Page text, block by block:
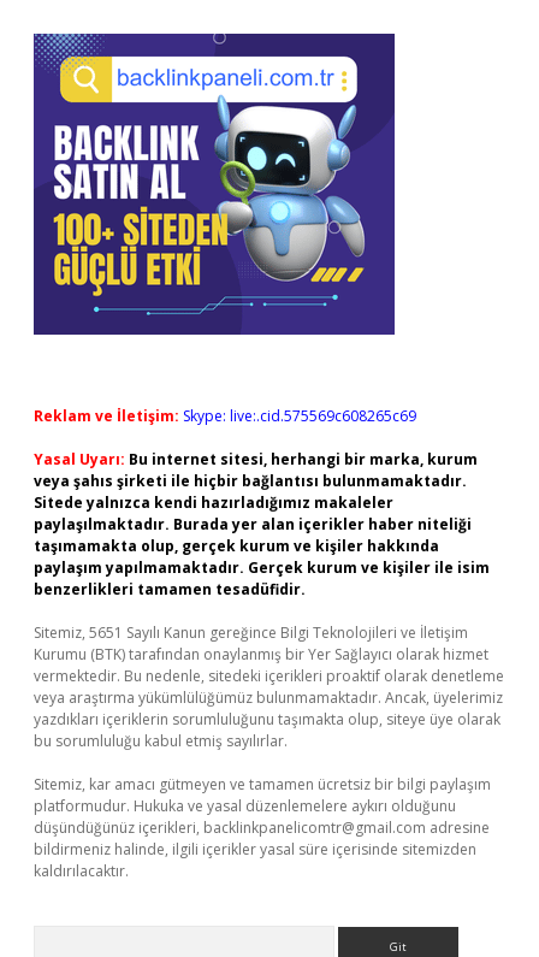
Reklam ve İletişim: Skype: live:.cid.575569c608265c69
Yasal Uyarı: Bu internet sitesi, herhangi bir marka, kurum
veya şahıs şirketi ile hiçbir bağlantısı bulunmamaktadır.
Sitede yalnızca kendi hazırladığımız makaleler
paylaşılmaktadır. Burada yer alan içerikler haber niteliği
taşımamakta olup, gerçek kurum ve kişiler hakkında
paylaşım yapılmamaktadır. Gerçek kurum ve kişiler ile isim
benzerlikleri tamamen tesadüfidir.
Sitemiz, 5651 Sayılı Kanun gereğince Bilgi Teknolojileri ve İletişim
Kurumu (BTK) tarafından onaylanmış bir Yer Sağlayıcı olarak hizmet
vermektedir. Bu nedenle, sitedeki içerikleri proaktif olarak denetleme
veya araştırma yükümlülüğümüz bulunmamaktadır. Ancak, üyelerimiz
yazdıkları içeriklerin sorumluluğunu taşımakta olup, siteye üye olarak
bu sorumluluğu kabul etmiş sayılırlar.
Sitemiz, kar amacı gütmeyen ve tamamen ücretsiz bir bilgi paylaşım
platformudur. Hukuka ve yasal düzenlemelere aykırı olduğunu
düşündüğünüz içerikleri, backlinkpanelicomtr@gmail.com adresine
bildirmeniz halinde, ilgili içerikler yasal süre içerisinde sitemizden
kaldırılacaktır.